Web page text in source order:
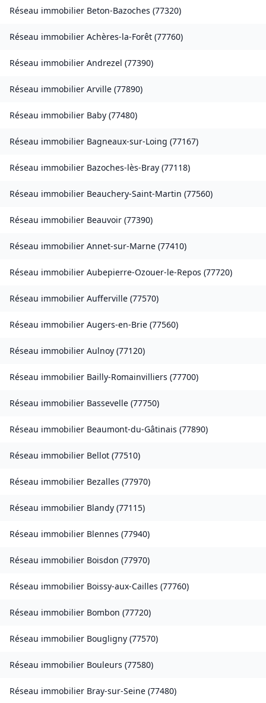
Réseau immobilier Beton-Bazoches (77320)
Réseau immobilier Achères-la-Forêt (77760)
Réseau immobilier Andrezel (77390)
Réseau immobilier Arville (77890)
Réseau immobilier Baby (77480)
Réseau immobilier Bagneaux-sur-Loing (77167)
Réseau immobilier Bazoches-lès-Bray (77118)
Réseau immobilier Beauchery-Saint-Martin (77560)
Réseau immobilier Beauvoir (77390)
Réseau immobilier Annet-sur-Marne (77410)
Réseau immobilier Aubepierre-Ozouer-le-Repos (77720)
Réseau immobilier Aufferville (77570)
Réseau immobilier Augers-en-Brie (77560)
Réseau immobilier Aulnoy (77120)
Réseau immobilier Bailly-Romainvilliers (77700)
Réseau immobilier Bassevelle (77750)
Réseau immobilier Beaumont-du-Gâtinais (77890)
Réseau immobilier Bellot (77510)
Réseau immobilier Bezalles (77970)
Réseau immobilier Blandy (77115)
Réseau immobilier Blennes (77940)
Réseau immobilier Boisdon (77970)
Réseau immobilier Boissy-aux-Cailles (77760)
Réseau immobilier Bombon (77720)
Réseau immobilier Bougligny (77570)
Réseau immobilier Bouleurs (77580)
Réseau immobilier Bray-sur-Seine (77480)